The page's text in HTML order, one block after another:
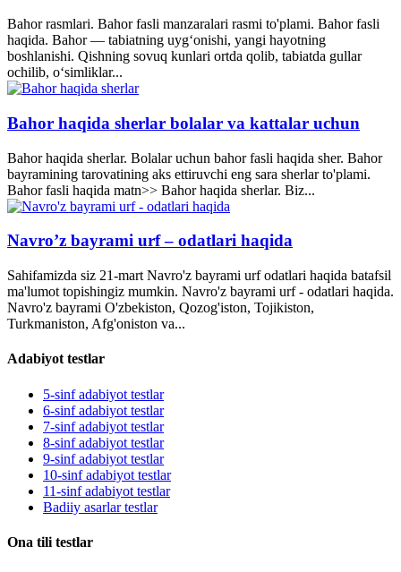
Bahor rasmlari. Bahor fasli manzaralari rasmi to'plami. Bahor fasli
haqida. Bahor — tabiatning uyg‘onishi, yangi hayotning
boshlanishi. Qishning sovuq kunlari ortda qolib, tabiatda gullar
ochilib, o‘simliklar...
Bahor haqida sherlar bolalar va kattalar uchun
Bahor haqida sherlar. Bolalar uchun bahor fasli haqida sher. Bahor
bayramining tarovatining aks ettiruvchi eng sara sherlar to'plami.
Bahor fasli haqida matn>> Bahor haqida sherlar. Biz...
Navro’z bayrami urf – odatlari haqida
Sahifamizda siz 21-mart Navro'z bayrami urf odatlari haqida batafsil
ma'lumot topishingiz mumkin. Navro'z bayrami urf - odatlari haqida.
Navro'z bayrami O'zbekiston, Qozog'iston, Tojikiston,
Turkmaniston, Afg'oniston va...
Adabiyot testlar
5-sinf adabiyot testlar
6-sinf adabiyot testlar
7-sinf adabiyot testlar
8-sinf adabiyot testlar
9-sinf adabiyot testlar
10-sinf adabiyot testlar
11-sinf adabiyot testlar
Badiiy asarlar testlar
Ona tili testlar